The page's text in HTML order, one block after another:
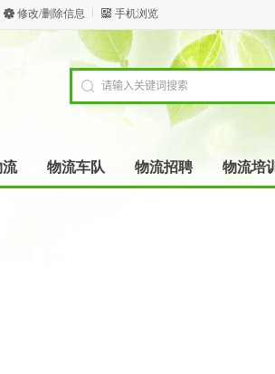
修改/删除信息 手机浏览
流 物流车队 物流招聘 物流培训